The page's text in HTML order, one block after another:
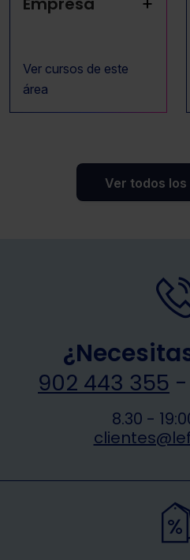
Ver cursos de este
área
Ver todos
902 443 355 -
8.30 -